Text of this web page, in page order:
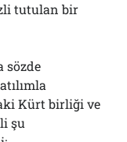
tutulan bir
sözde
Kürt birliği ve
şu